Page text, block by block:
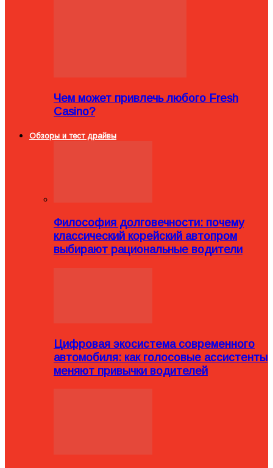
Чем может привлечь любого Fresh
Casino?
Обзоры и тест драйвы
Философия долговечности: почему
классический корейский автопром
выбирают рациональные водители
Цифровая экосистема современного
автомобиля: как голосовые ассистенты
меняют привычки водителей